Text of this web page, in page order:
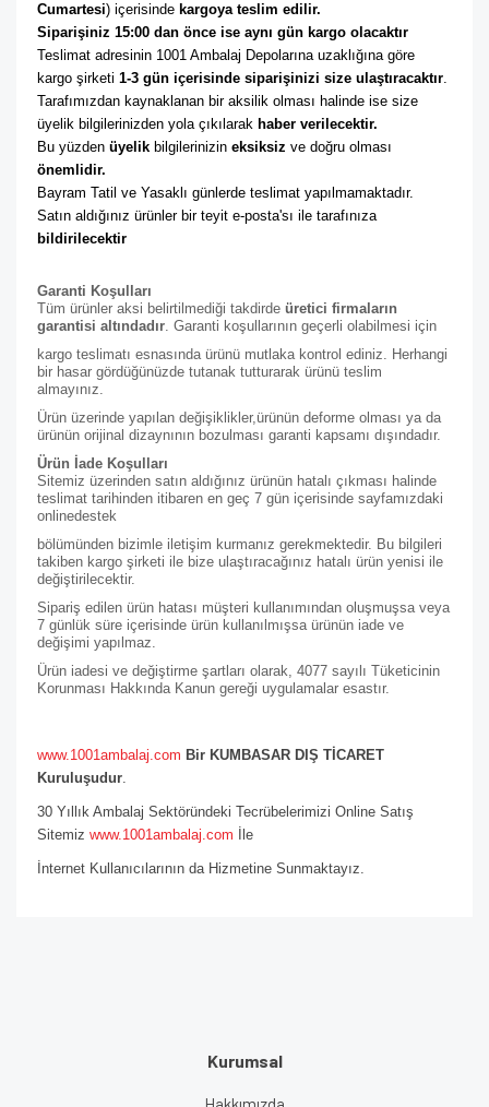
Cumartesi) içerisinde kargoya teslim edilir.
Siparişiniz 15:00 dan önce ise aynı gün kargo olacaktır
Teslimat adresinin 1001 Ambalaj Depolarına uzaklığına göre
kargo şirketi 1-3 gün içerisinde siparişinizi size ulaştıracaktır.
Tarafımızdan kaynaklanan bir aksilik olması halinde ise size
üyelik bilgilerinizden yola çıkılarak haber verilecektir.
Bu yüzden üyelik bilgilerinizin eksiksiz
önemlidir.
Bayram Tatil ve Yasaklı günlerde teslimat yapılmamaktadır.
Satın aldığınız ürünler bir teyit e-posta'sı ile tarafınıza
bildirilecektir
Garanti Koşulları
Tüm ürünler aksi belirtilmediği takdirde üretici firmaların
garantisi altındadır. Garanti koşullarının geçerli olabilmesi için
kargo teslimatı esnasında ürünü mutlaka kontrol ediniz. Herhangi
bir hasar gördüğünüzde tutanak tutturarak ürünü teslim
almayınız.
Ürün üzerinde yapılan değişiklikler,ürünün deforme olması ya da
ürünün orijinal dizaynının bozulması garanti kapsamı dışındadır.
Ürün İade Koşulları
Sitemiz üzerinden satın aldığınız ürünün hatalı çıkması halinde
teslimat tarihinden itibaren en geç 7 gün içerisinde sayfamızdaki
onlinedestek
bölümünden bizimle iletişim kurmanız gerekmektedir. Bu bilgileri
takiben kargo şirketi ile bize ulaştıracağınız hatalı ürün yenisi ile
değiştirilecektir.
Sipariş edilen ürün hatası müşteri kullanımından oluşmuşsa veya
7 günlük süre içerisinde ürün kullanılmışsa ürünün iade ve
değişimi yapılmaz.
Ürün iadesi ve değiştirme şartları olarak, 4077 sayılı Tüketicinin
Korunması Hakkında Kanun gereği uygulamalar esastır.
www.1001ambalaj.com Bir KUMBASAR DIŞ TİCARET
Kuruluşudur.
30 Yıllık Ambalaj Sektöründeki Tecrübelerimizi Online Satış
Sitemiz www.1001ambalaj.com İle
İnternet Kullanıcılarının da Hizmetine Sunmaktayız.
Kurumsal